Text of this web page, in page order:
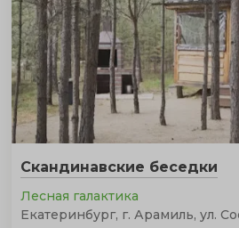
Скандинавские беседки
Лесная галактика
Екатеринбург, г. Арамиль, ул.